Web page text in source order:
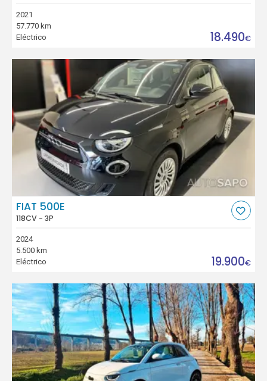
2021
57.770 km
Eléctrico
18.490€
FIAT 500E
118CV - 3P
2024
5.500 km
Eléctrico
19.900€